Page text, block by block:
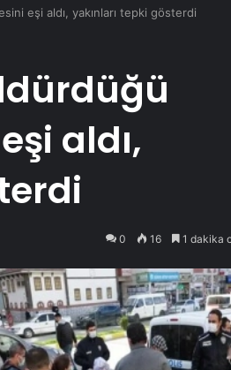
eşi aldı, yakınları tepki gösterdi
aldı,
0 16 1 dakika